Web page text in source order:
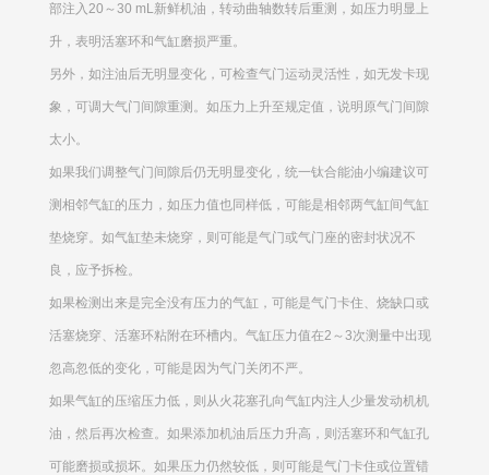
部注入20～30 mL新鲜机油，转动曲轴数转后重测，如压力明显上
升，表明活塞环和气缸磨损严重。
另外，如注油后无明显变化，可检查气门运动灵活性，如无发卡现
象，可调大气门间隙重测。如压力上升至规定值，说明原气门间隙
太小。
如果我们调整气门间隙后仍无明显变化，统一钛合能油小编建议可
测相邻气缸的压力，如压力值也同样低，可能是相邻两气缸间气缸
垫烧穿。如气缸垫未烧穿，则可能是气门或气门座的密封状况不
良，应予拆检。
如果检测出来是完全没有压力的气缸，可能是气门卡住、烧缺口或
活塞烧穿、活塞环粘附在环槽内。气缸压力值在2～3次测量中出现
忽高忽低的变化，可能是因为气门关闭不严。
如果气缸的压缩压力低，则从火花塞孔向气缸内注人少量发动机机
油，然后再次检查。如果添加机油后压力升高，则活塞环和气缸孔
可能磨损或损坏。如果压力仍然较低，则可能是气门卡住或位置错